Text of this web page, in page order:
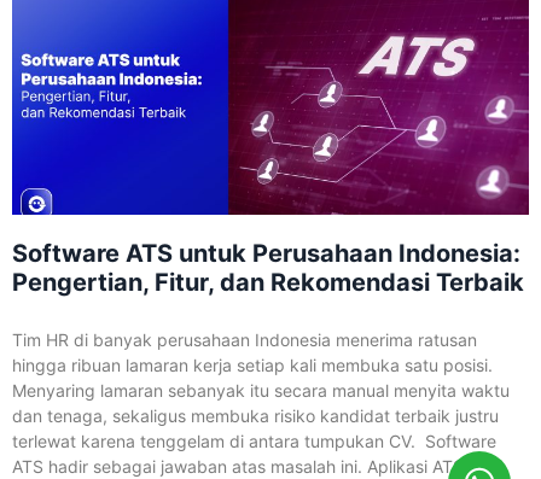
Software ATS untuk Perusahaan Indonesia:
Pengertian, Fitur, dan Rekomendasi Terbaik
Tim HR di banyak perusahaan Indonesia menerima ratusan
hingga ribuan lamaran kerja setiap kali membuka satu posisi.
Menyaring lamaran sebanyak itu secara manual menyita waktu
dan tenaga, sekaligus membuka risiko kandidat terbaik justru
terlewat karena tenggelam di antara tumpukan CV. Software
ATS hadir sebagai jawaban atas masalah ini. Aplikasi ATS